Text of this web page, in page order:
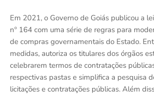
Em 2021, o Governo de Goiás publicou a
nº 164 com uma série de regras para
de compras governamentais do Estado.
medidas, autoriza os titulares dos órgãos
celebrarem termos de contratações
respectivas pastas e simplifica a pesquisa
licitações e contratações públicas. Além